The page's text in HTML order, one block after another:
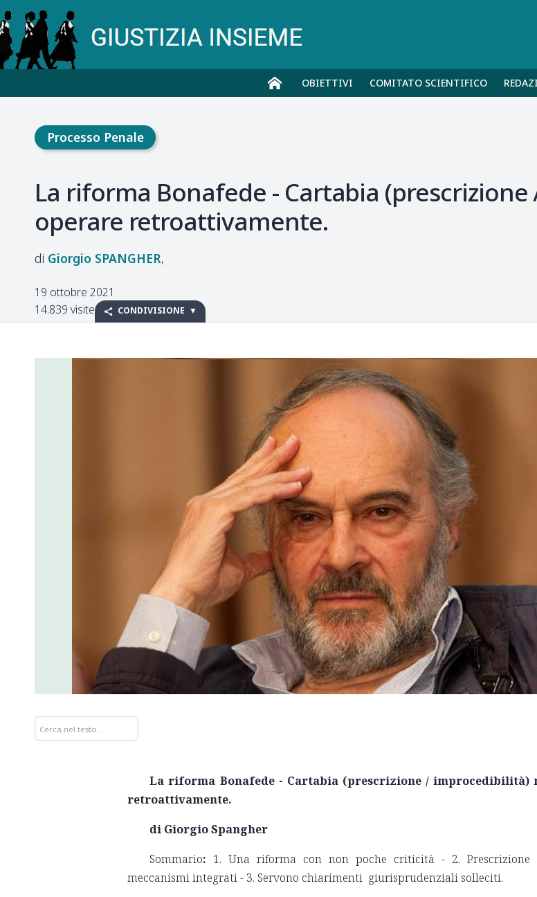
OBIETTIVI COMITATO SCIENTIFICO
Processo Penale
La riforma Bonafede - Cartabia
operare retroattivamente.
Giorgio SPANGHER
19 ottobre 2021
14.839 visite
CONDIVISIONE
La riforma Bonafede - Cartabia (prescrizione / improcedibilità)
retroattivamente.
di Giorgio Spangher
Sommario: 1. Una riforma con non poche criticità - 2. Prescrizione
meccanismi integrati - 3. Servono chiarimenti giurisprudenziali solleciti.